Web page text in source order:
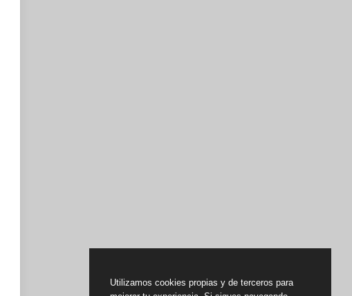
Utilizamos cookies propias y de terceros para